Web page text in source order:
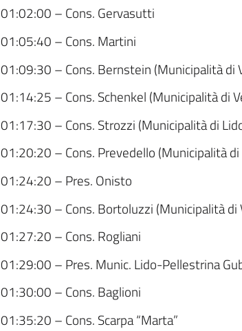
01:02:00 – Cons. Gervasutti
01:05:40 – Cons. Martini
01:09:30 – Cons. Bernstein (Municipalità di
01:14:25 – Cons. Schenkel (Municipalità di
01:17:30 – Cons. Strozzi (Municipalità di
01:20:20 – Cons. Prevedello (Municipalità
01:24:20 – Pres. Onisto
01:24:30 – Cons. Bortoluzzi (Municipalità
01:27:20 – Cons. Rogliani
01:29:00 – Pres. Munic. Lido-Pellestrina
01:30:00 – Cons. Baglioni
01:35:20 – Cons. Scarpa “Marta”